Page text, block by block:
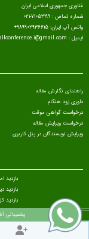
فناوری جمهوری اسلامی ایران
شماره تماس : 71053199-021
واتس آپ ایران: 989902936615+
ایمیل : allconference.i@gmail.com
راهنمای نگارش مقاله
داوری زود هنگام
درخواست گواهی موقت
درخواست ویرایش مقاله
ویرایش نویسندگان در پنل کاربری
بازدید
بازدید
بازدید
تمام حقوق مادی و معنوی برای